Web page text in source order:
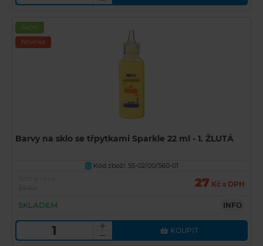
Akční
Novinka
Barvy na sklo se třpytkami Sparkle 22 ml - 1. ŽLUTÁ
U Kód zboží: 55-02/00/560-01
27 Kč s DPH
SKLADEM INFO
KOUPIT